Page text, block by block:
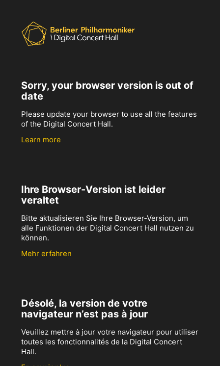
Sorry, your browser version is out of
date
Please update your browser to use all the features
of the Digital Concert Hall.
Learn more
Ihre Browser-Version ist leider
veraltet
Bitte aktualisieren Sie Ihre Browser-Version, um
alle Funktionen der Digital Concert Hall nutzen zu
können.
Mehr erfahren
Désolé, la version de votre
navigateur n’est pas à jour
Veuillez mettre à jour votre navigateur pour utiliser
toutes les fonctionnalités de la Digital Concert
Hall.